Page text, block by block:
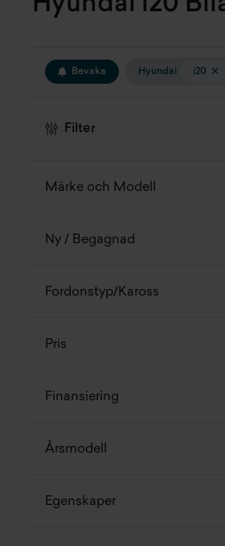
Bevaka Hyundai i20
Filter
Märke och Modell
Ny / Begagnad
Fordonstyp/Kaross
Pris
Finansiering
Årsmodell
Egenskaper